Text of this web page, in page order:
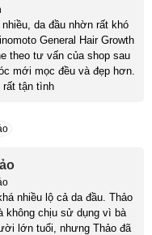
da đầu nhờn rất khó
General Hair Growth
theo tư vấn của shop sau
mới mọc đều và đẹp hơn.
tận tình
nhiều lộ cả da đầu. Thảo
không chịu sử dụng vì bà
lớn tuổi, nhưng Thảo đã